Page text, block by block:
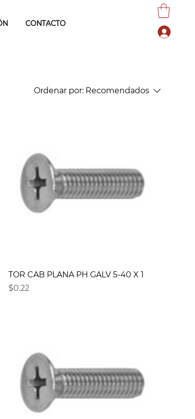
CONTACTO
Ordenar por: Recomendados
TOR CAB PLANA PH GALV 5-40 X 1
Precio
$0.22